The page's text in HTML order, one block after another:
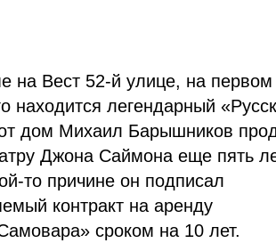
на Вест 52-й улице, на первом
находится легендарный
дом Михаил Барышников
Джона Саймона еще пять
то причине он подписал
контракт на аренду
сроком на 10 лет.